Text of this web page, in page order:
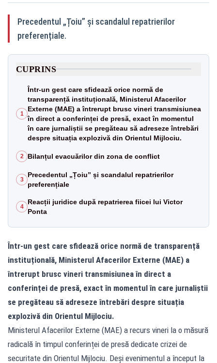
Precedentul „Țoiu” și scandalul repatrierilor
preferențiale.
CUPRINS
1
Într-un gest care sfidează orice normă de
transparență instituțională, Ministerul Afacerilor
Externe (MAE) a întrerupt brusc vineri transmisiunea
în direct a conferinței de presă, exact în momentul
în care jurnaliștii se pregăteau să adreseze întrebări
despre situația explozivă din Orientul Mijlociu.
2 Bilanțul evacuărilor din zona de conflict
3
Precedentul „Țoiu” și scandalul repatrierilor
preferențiale
4
Reacții juridice după repatrierea fiicei lui Victor
Ponta
Într-un gest care sfidează orice normă de transparență
instituțională, Ministerul Afacerilor Externe (MAE) a
întrerupt brusc vineri transmisiunea în direct a
conferinței de presă, exact în momentul în care jurnaliștii
se pregăteau să adreseze întrebări despre situația
explozivă din Orientul Mijlociu.
Ministerul Afacerilor Externe (MAE) a recurs vineri la o măsură
radicală în timpul conferinței de presă dedicate crizei de
securitate din Orientul Mijlociu. Deși evenimentul a început la